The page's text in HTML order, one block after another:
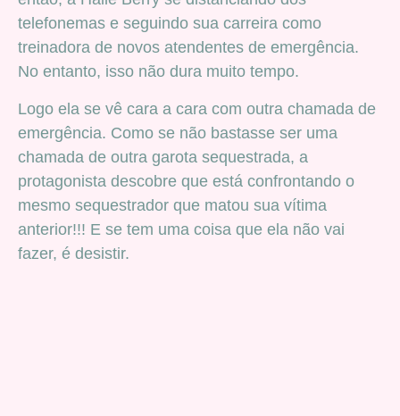
telefonemas e seguindo sua carreira como
treinadora de novos atendentes de emergência.
No entanto, isso não dura muito tempo.
Logo ela se vê cara a cara com outra chamada de
emergência. Como se não bastasse ser uma
chamada de outra garota sequestrada, a
protagonista descobre que está confrontando o
mesmo sequestrador que matou sua vítima
anterior!!! E se tem uma coisa que ela não vai
fazer, é desistir.